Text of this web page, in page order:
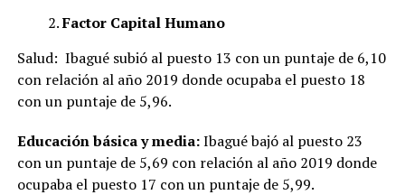
Factor Capital Humano
Salud: Ibagué subió al puesto 13 con un puntaje de 6,10
con relación al año 2019 donde ocupaba el puesto 18
con un puntaje de 5,96.
Educación básica y media:Ibagué bajó al puesto 23
con un puntaje de 5,69 con relación al año 2019 donde
ocupaba el puesto 17 con un puntaje de 5,99.